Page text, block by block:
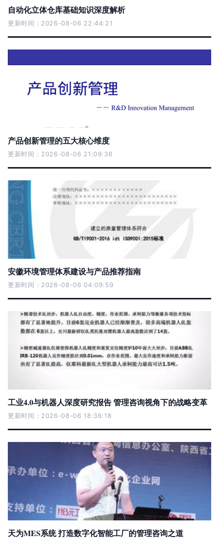
自动化立体仓库基础知识深度解析
更新时间：2026-08-06 22:44:21
产品创新管理的五大核心维度
更新时间：2026-08-06 21:09:36
安徽环境管理体系建设与产品推荐指南
更新时间：2026-08-06 04:09:59
工业4.0与机器人深度研究报告 管理咨询视角下的战略变革
更新时间：2026-08-06 18:36:18
天为MES系统 打造数字化智能工厂的管理咨询之道